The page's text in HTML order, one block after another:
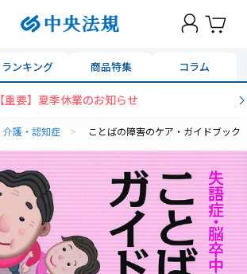
ランキング 商品特集 コラム
【重要】夏季休業のお知らせ
介護・認知症 > ことばの障害のケア・ガイドブッ